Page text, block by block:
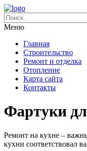
Меню
Главная
Строительство
Ремонт и отделка
Отопление
Карта сайта
Контакты
Фартуки
Ремонт на кухне –
кухни соответствовал